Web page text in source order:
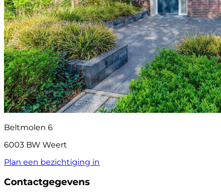
Beltmolen 6
6003 BW Weert
Plan een bezichtiging in
Contactgegevens